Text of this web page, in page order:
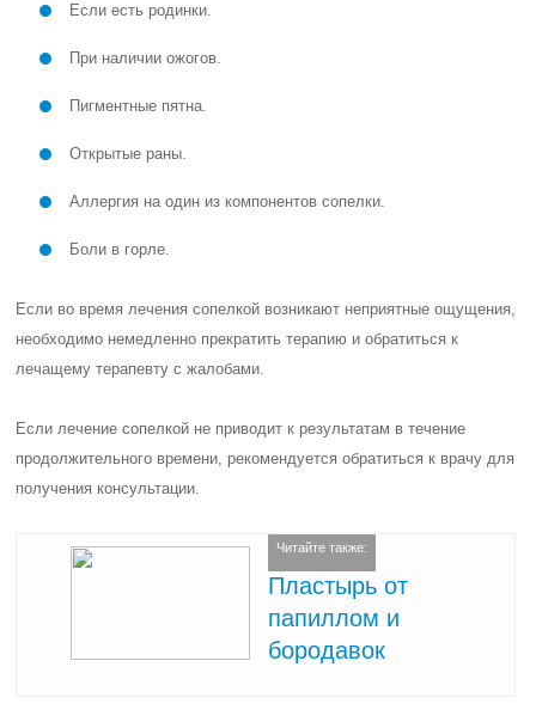
Если есть родинки.
При наличии ожогов.
Пигментные пятна.
Открытые раны.
Аллергия на один из компонентов сопелки.
Боли в горле.
Если во время лечения сопелкой возникают неприятные ощущения,
необходимо немедленно прекратить терапию и обратиться к
лечащему терапевту с жалобами.
Если лечение сопелкой не приводит к результатам в течение
продолжительного времени, рекомендуется обратиться к врачу для
получения консультации.
Читайте также:
Пластырь от
папиллом и
бородавок